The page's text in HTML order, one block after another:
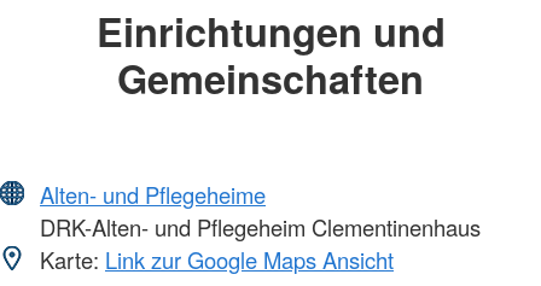
Einrichtungen und
Gemeinschaften
Alten- und Pflegeheime
DRK-Alten- und Pflegeheim Clementinenhaus
Karte: Link zur Google Maps Ansicht